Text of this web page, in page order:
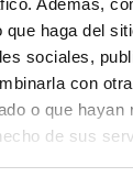
Además,
haga del
sociales,
con
o que hayan
de sus
2 minutos
la piel
Algunas
peso
de
acabe, ya
piel flácida